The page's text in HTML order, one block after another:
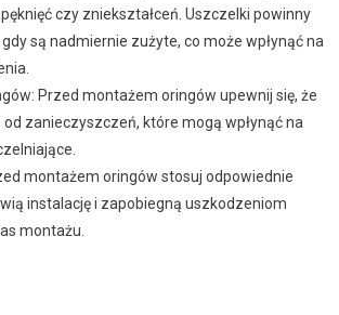
czy zniekształceń. Uszczelki powinny
są nadmiernie zużyte, co może wpłynąć na
Przed montażem oringów upewnij się, że
zanieczyszczeń, które mogą wpłynąć na
montażem oringów stosuj odpowiednie
instalację i zapobiegną uszkodzeniom
montażu.